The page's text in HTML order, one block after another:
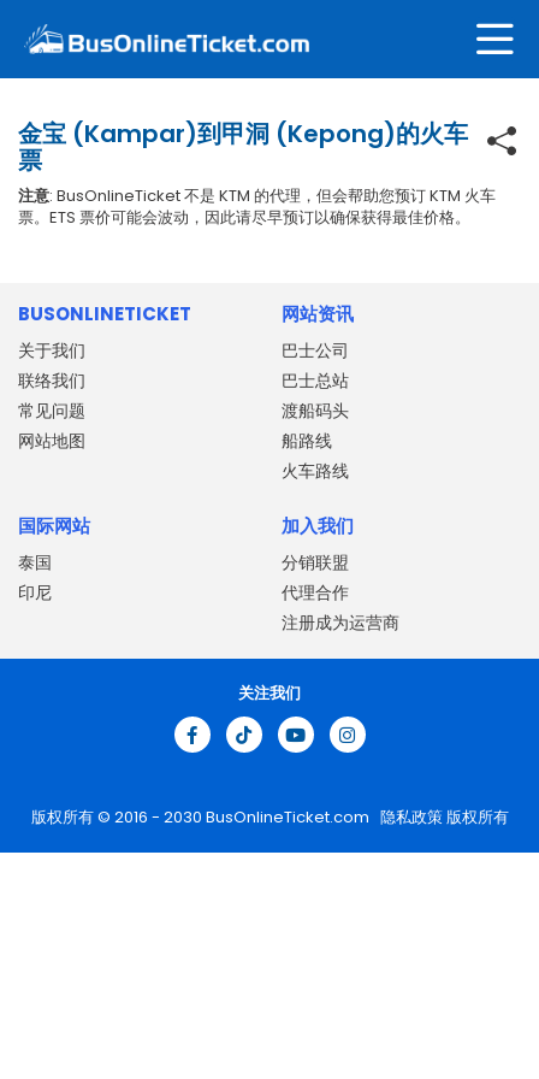
金宝 (Kampar)到甲洞 (Kepong)的火车
票
注意: BusOnlineTicket 不是 KTM 的代理，但会帮助您预订 KTM 火车
票。ETS 票价可能会波动，因此请尽早预订以确保获得最佳价格。
BUSONLINETICKET
关于我们
联络我们
常见问题
网站地图
网站资讯
巴士公司
巴士总站
渡船码头
船路线
火车路线
国际网站
泰国
印尼
加入我们
分销联盟
代理合作
注册成为运营商
版权所有 © 2016 - 2030 BusOnlineTicket.com 隐私政策版权所有
关注我们